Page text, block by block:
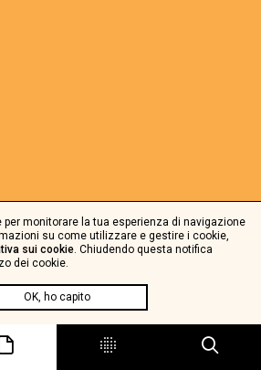
monitorare la tua esperienza di navigazione
su come utilizzare e gestire i cookie,
sui cookie. Chiudendo questa notifica
dei cookie.
OK, ho capito